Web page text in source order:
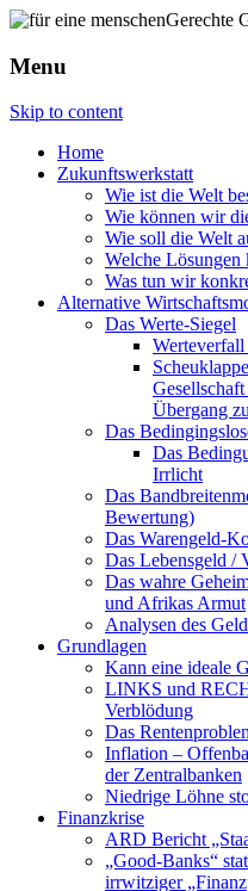
Menu
Skip to content
Home
Zukunftswerkstatt
Wie ist die Welt
Wie können wir
Wie soll die Welt
Welche
Was tun wir
Alternative
Das Werte-Siegel
Übergang
Das
Das
Irrlicht
Das
Bewertung)
Das Warengeld-
Das Lebensgeld /
Das wahre
und Afrikas Armut
Analysen des
Grundlagen
Kann eine ideale
LINKS und
Verblödung
Das
Inflation –
der Zentralbanken
Niedrige Löhne
Finanzkrise
ARD Bericht
„Good-Banks“
irrwitziger